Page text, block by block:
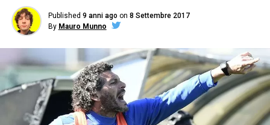
Published 9 anni ago on 8 Settembre 2017
By Mauro Munno